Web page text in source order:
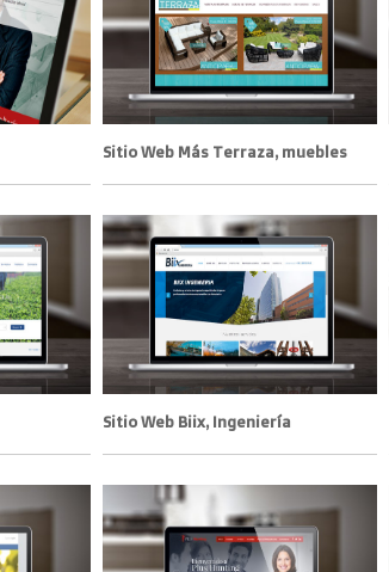
Sitio Web Más Terraza, muebles
Sitio Web Biix, Ingeniería